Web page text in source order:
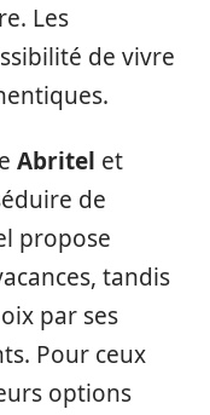
Les
de vivre
Abritel et
de
propose
tandis
par ses
Pour ceux
options